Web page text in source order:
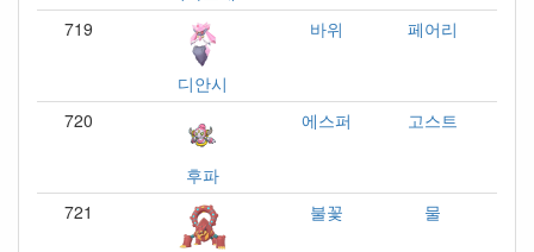
719
디안시
바위 페어리
720
후파
에스퍼 고스트
721 불꽃 물